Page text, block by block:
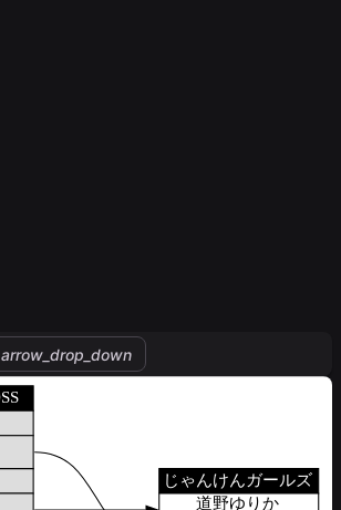
arrow_drop_down